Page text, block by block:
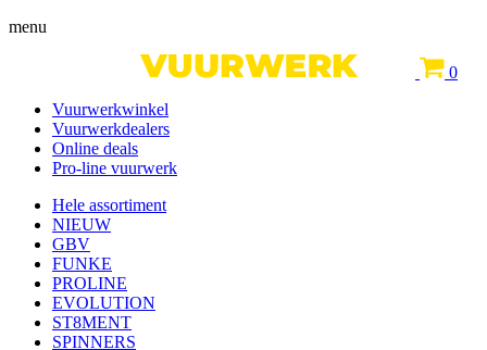
menu
0
Vuurwerkwinkel
Vuurwerkdealers
Online deals
Pro-line vuurwerk
Hele assortiment
NIEUW
GBV
FUNKE
PROLINE
EVOLUTION
ST8MENT
SPINNERS